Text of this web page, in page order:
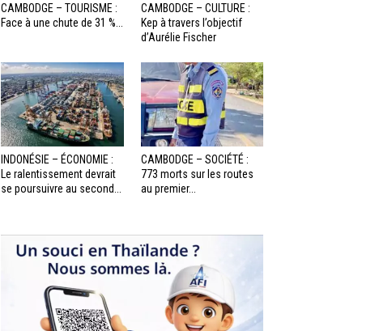
CAMBODGE – TOURISME :
Face à une chute de 31 %...
CAMBODGE – CULTURE :
Kep à travers l’objectif
d’Aurélie Fischer
INDONÉSIE – ÉCONOMIE :
Le ralentissement devrait
se poursuivre au second...
CAMBODGE – SOCIÉTÉ :
773 morts sur les routes
au premier...